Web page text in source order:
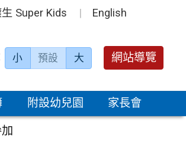
Super Kids English
小 預設 大 網站導覽
附設幼兒園 家長會